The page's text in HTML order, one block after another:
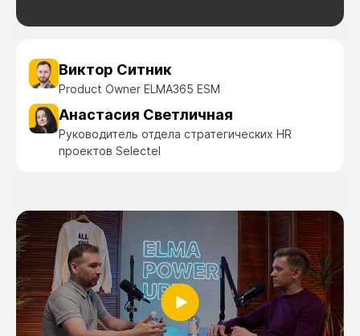
Виктор Ситник
Product Owner ELMA365 ESM
Анастасия Светличная
Руководитель отдела стратегических HR
проектов Selectel